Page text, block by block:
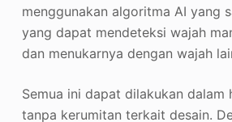
menggunakan algoritma AI yang
yang dapat mendeteksi wajah
dan menukarnya dengan wajah
Semua ini dapat dilakukan dalam
tanpa kerumitan terkait desain.